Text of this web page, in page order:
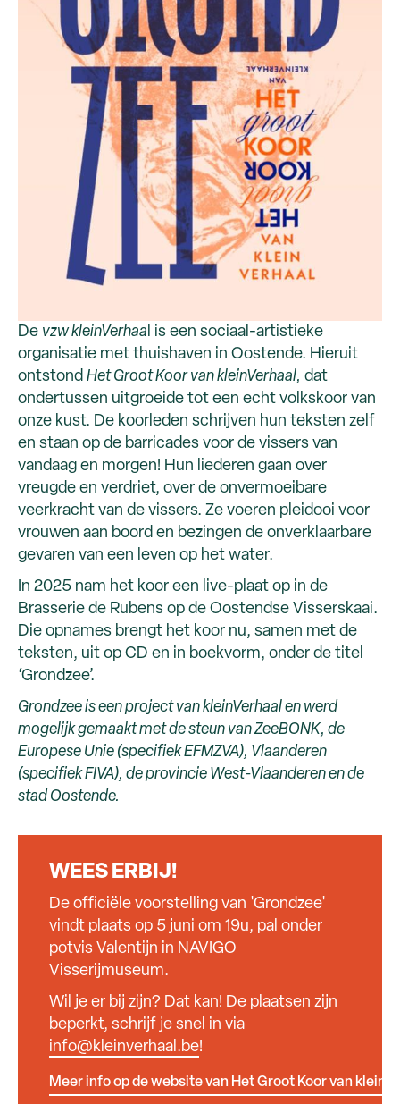
De vzw kleinVerhaal is een sociaal-artistieke
organisatie met thuishaven in Oostende. Hieruit
ontstond Het Groot Koor van kleinVerhaal, dat
ondertussen uitgroeide tot een echt volkskoor van
onze kust. De koorleden schrijven hun teksten zelf
en staan op de barricades voor de vissers van
vandaag en morgen! Hun liederen gaan over
vreugde en verdriet, over de onvermoeibare
veerkracht van de vissers. Ze voeren pleidooi voor
vrouwen aan boord en bezingen de onverklaarbare
gevaren van een leven op het water.
In 2025 nam het koor een live-plaat op in de
Brasserie de Rubens op de Oostendse Visserskaai.
Die opnames brengt het koor nu, samen met de
teksten, uit op CD en in boekvorm, onder de titel
‘Grondzee’.
Grondzee is een project van kleinVerhaal en werd
mogelijk gemaakt met de steun van ZeeBONK, de
Europese Unie (specifiek EFMZVA), Vlaanderen
(specifiek FIVA), de provincie West-Vlaanderen en de
stad Oostende.
WEES ERBIJ!
De officiële voorstelling van 'Grondzee'
vindt plaats op 5 juni om 19u, pal onder
potvis Valentijn in NAVIGO
Visserijmuseum.
Wil je er bij zijn? Dat kan! De plaatsen zijn
beperkt, schrijf je snel in via
info@kleinverhaal.be!
Meer info op de website van Het Groot Koor van